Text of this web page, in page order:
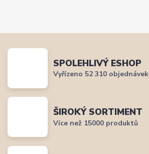
SPOLEHLIVÝ ESHOP
Vyřízeno 52 310 objednávek
ŠIROKÝ SORTIMENT
Více než 15000 produktů